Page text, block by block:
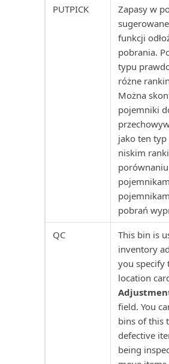
Uzgadnianie kosztów
Używanie dokumentów
elektronicznych w procesie ...
Używanie dokumentów
elektronicznych w sprzedaży
Używanie VAT
Waluty w Business Central
Wbudowane raporty
w Business Central
Wbudowane raporty
kosztów w Business C...
Wbudowane raporty VAT w
Wiekowanie należności (z
Prognozowana wartość
środków trwałych (raport E...
Projekt wg zapasów (raport)
Projekt: PWT do K/G (raport)
Projekt: Wartości rzeczywiste
względem budżetu...
Projekty wg nabywców
Przedmiot serwisu: Zużycie
Przedmioty serwisu (raport)
Przedmioty serwisu bez
Przedpłacone zapisy
Płatności wstrzymane (raport)
PUTPICK
Zapasy w
funkcji
pobrania.
typu
różne
Można
pojemniki
jako ten
niskim
pobrań
QC
This bin is
inventory
you specify
location
field. You
bins of this
defective
being